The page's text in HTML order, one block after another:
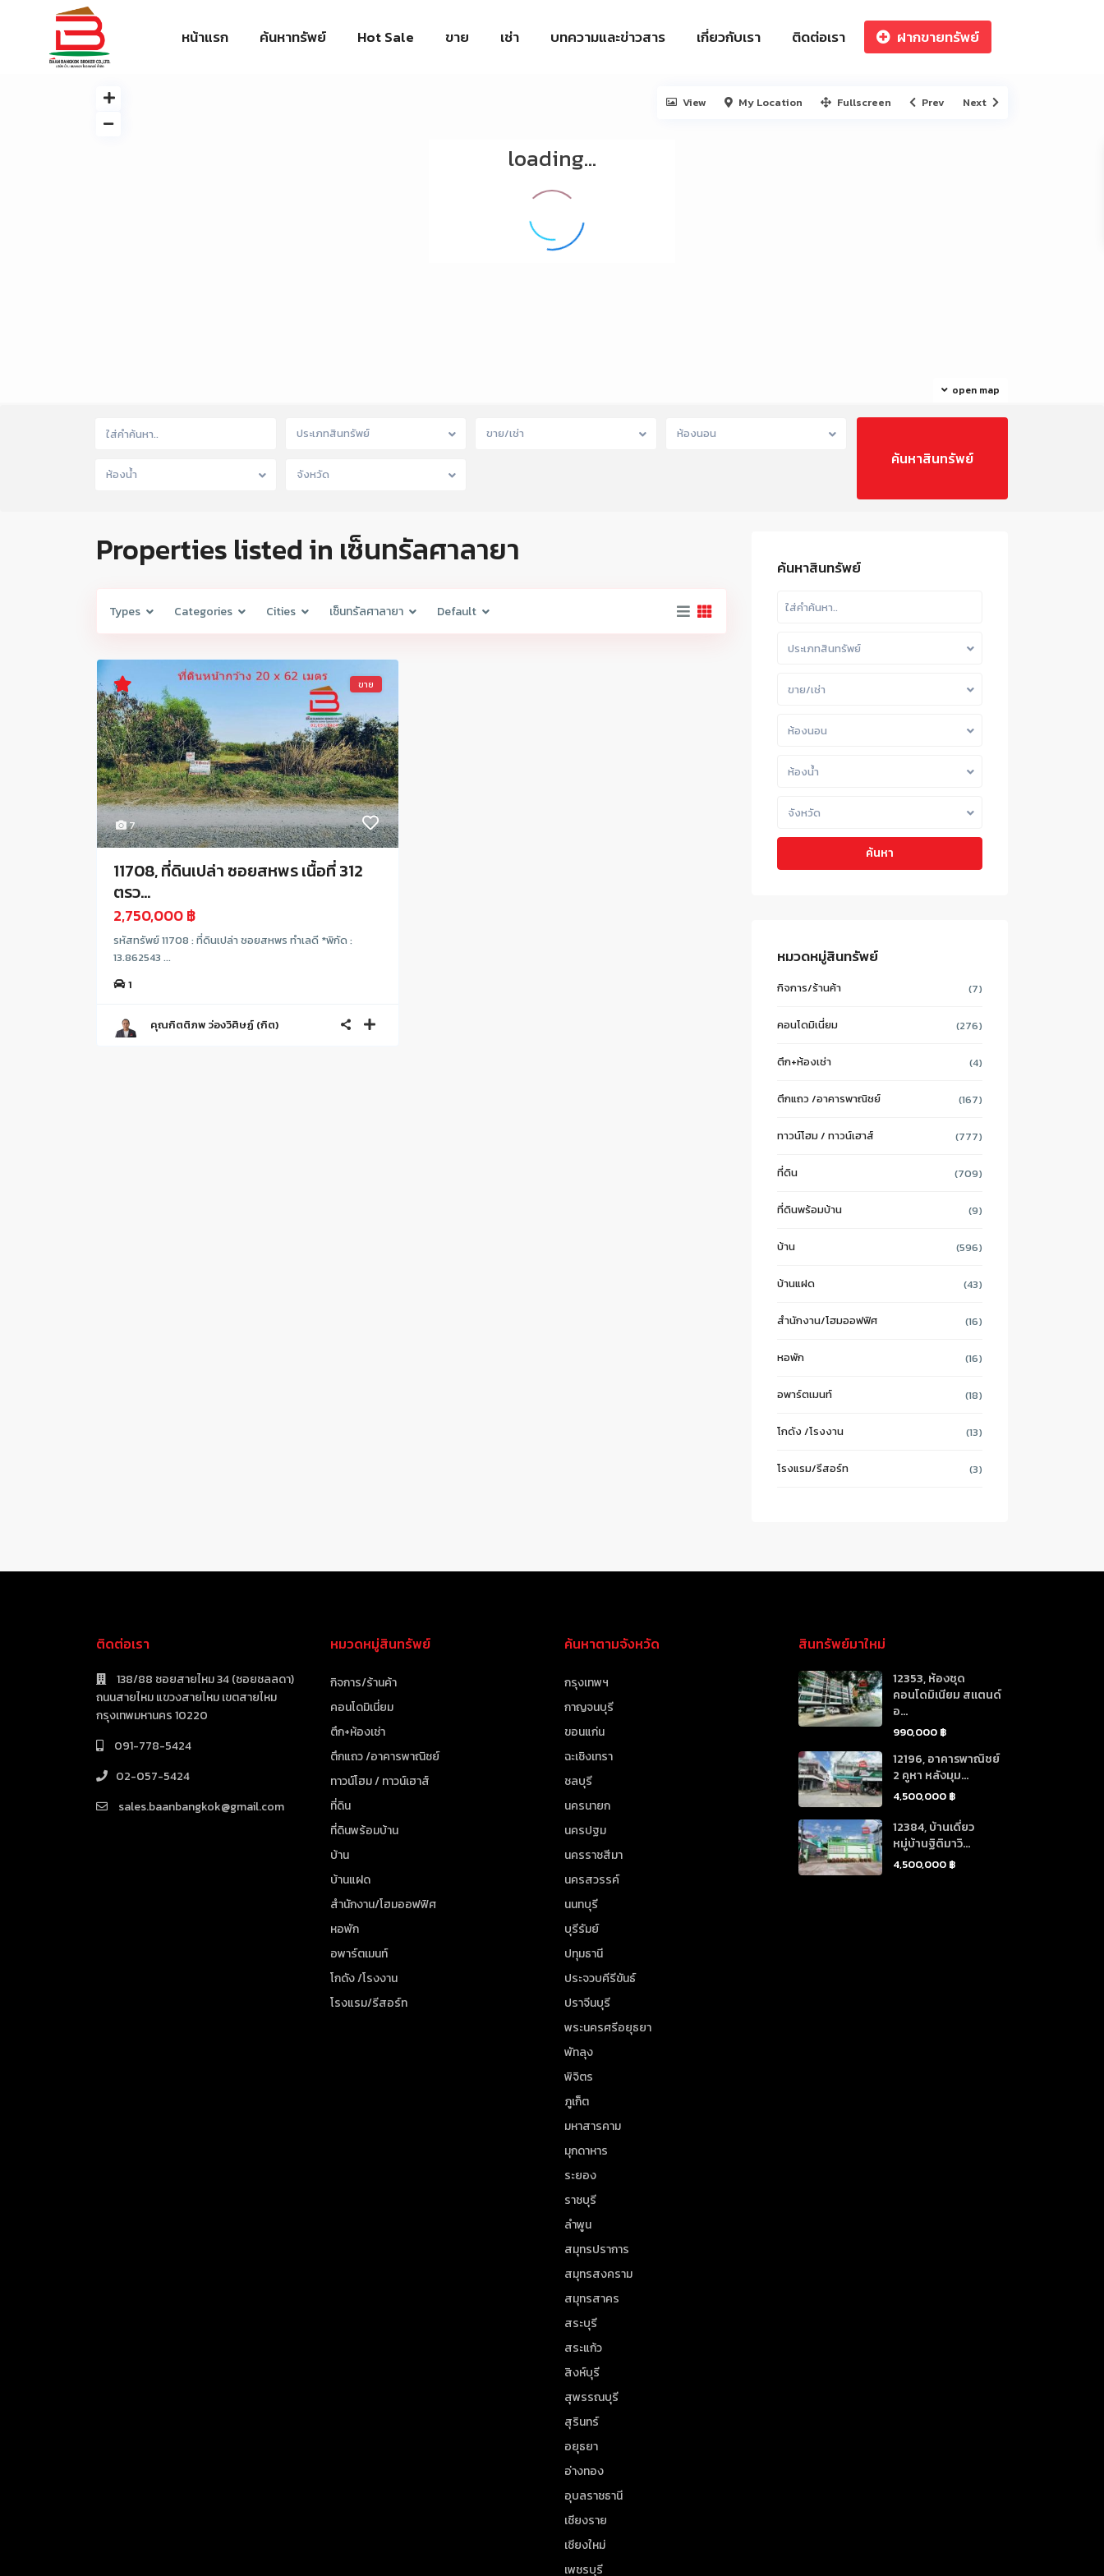
หน้าแรก ค้นหาทรัพย์ Hot Sale ขาย เช่า บทความและข่าวสาร เกี่ยวกับเรา ติดต่อเรา ฝากขายทรัพย์
loading...
open map
View My Location Fullscreen Prev Next
ประเภทสินทรัพย์ ขาย/เช่า ห้องนอน
ห้องน้ำ จังหวัด
Properties listed in เซ็นทรัลศาลายา
Types Categories Cities เซ็นทรัลศาลายา Default
7
ขาย
11708, ที่ดินเปล่า ซอยสหพร เนื้อที่ 312
ตรว...
2,750,000 ฿
รหัสทรัพย์ 11708 : ที่ดินเปล่า ซอยสหพร ทำเลดี *พิกัด :
13.862543 ...
1
คุณกิตติภพ ว่องวิศิษฏ์ (กิต)
ค้นหาสินทรัพย์
ประเภทสินทรัพย์
ขาย/เช่า
ห้องนอน
ห้องน้ำ
จังหวัด
ค้นหา
หมวดหมู่สินทรัพย์
กิจการ/ร้านค้า (7)
คอนโดมิเนี่ยม (276)
ตึก+ห้องเช่า (4)
ตึกแถว /อาคารพาณิชย์ (167)
ทาวน์โฮม / ทาวน์เฮาส์ (777)
ที่ดิน (709)
ที่ดินพร้อมบ้าน (9)
บ้าน (596)
บ้านแฝด (43)
สำนักงาน/โฮมออฟฟิศ (16)
หอพัก (16)
อพาร์ตเมนท์ (18)
โกดัง /โรงงาน (13)
โรงแรม/รีสอร์ท (3)
ติดต่อเรา
138/88 ซอยสายไหม 34 (ซอยชลลดา)
ถนนสายไหม แขวงสายไหม เขตสายไหม
กรุงเทพมหานคร 10220
091-778-5424
02-057-5424
sales.baanbangkok@gmail.com
หมวดหมู่สินทรัพย์
กิจการ/ร้านค้า
คอนโดมิเนี่ยม
ตึก+ห้องเช่า
ตึกแถว /อาคารพาณิชย์
ทาวน์โฮม / ทาวน์เฮาส์
ที่ดิน
ที่ดินพร้อมบ้าน
บ้าน
บ้านแฝด
สำนักงาน/โฮมออฟฟิศ
หอพัก
อพาร์ตเมนท์
โกดัง /โรงงาน
โรงแรม/รีสอร์ท
ค้นหาตามจังหวัด
กรุงเทพฯ
กาญจนบุรี
ขอนแก่น
ฉะเชิงเทรา
ชลบุรี
นครนายก
นครปฐม
นครราชสีมา
นครสวรรค์
นนทบุรี
บุรีรัมย์
ปทุมธานี
ประจวบคีรีขันธ์
ปราจีนบุรี
พระนครศรีอยุธยา
พัทลุง
พิจิตร
ภูเก็ต
มหาสารคาม
มุกดาหาร
ระยอง
ราชบุรี
ลำพูน
สมุทรปราการ
สมุทรสงคราม
สมุทรสาคร
สระบุรี
สระแก้ว
สิงห์บุรี
สุพรรณบุรี
สุรินทร์
อยุธยา
อ่างทอง
อุบลราชธานี
เชียงราย
เชียงใหม่
เพชรบุรี
สินทรัพย์มาใหม่
12353, ห้องชุด
คอนโดมิเนียม สแตนด์
อ...
990,000 ฿
12196, อาคารพาณิชย์
2 คูหา หลังมุม...
4,500,000 ฿
12384, บ้านเดี่ยว
หมู่บ้านฐิติมาวิ...
4,500,000 ฿